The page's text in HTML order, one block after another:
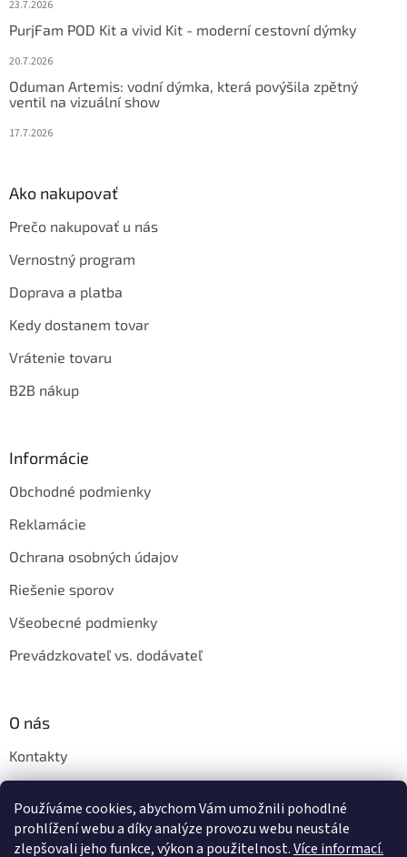
Používáme cookies, abychom Vám umožnili pohodlné
prohlížení webu a díky analýze provozu webu neustále
zlepšovali jeho funkce, výkon a použitelnost.Více informací.
23.7.2026
PurjFam POD Kit a vivid Kit - moderní cestovní dýmky
20.7.2026
Oduman Artemis: vodní dýmka, která povýšila zpětný
ventil na vizuální show
17.7.2026
Ako nakupovať
Prečo nakupovať u nás
Vernostný program
Doprava a platba
Kedy dostanem tovar
Vrátenie tovaru
B2B nákup
Informácie
Obchodné podmienky
Reklamácie
Ochrana osobných údajov
Riešenie sporov
Všeobecné podmienky
Prevádzkovateľ vs. dodávateľ
O nás
Kontakty
Napíšte nám